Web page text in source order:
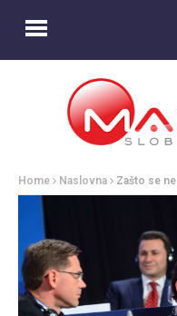
Home Naslovna Zašto se